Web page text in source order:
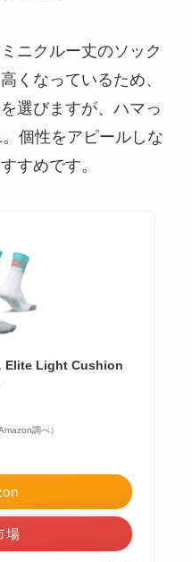
ニクルー丈のソック
くなっているため、
選びますが、ハマっ
個性をアピールしな
すめです。
Elite Light Cushion
調べ）
場